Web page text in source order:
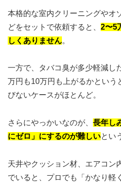
本格的な室内クリーニングやオ
どをセットで依頼すると、 2〜5
しくありません。
一方で、タバコ臭が多少軽減し
万円も10万円も上がるかという
びないケースがほとんど。
さらにやっかいなのが、 長年し
にゼロ」にするのが難しいとい
天井やクッション材、エアコン
でいると、プロでも「かなり軽